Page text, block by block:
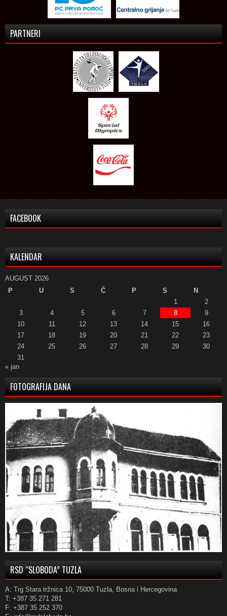
PARTNERI
FACEBOOK
KALENDAR
AUGUST 2026
P
U S Č P S
N
1
2
3
4 5 6 7 8
9
10
11 12 13 14 15
16
17
18 19 20 21 22
23
24
25 26 27 28 29
30
31
« jan
FOTOGRAFIJA DANA
RSD “SLOBODA” TUZLA
A: Trg Stara tržnica 10, 75000 Tuzla, Bosna i Hercegovina
T: +387 35 271 281
F: +387 35 252 370